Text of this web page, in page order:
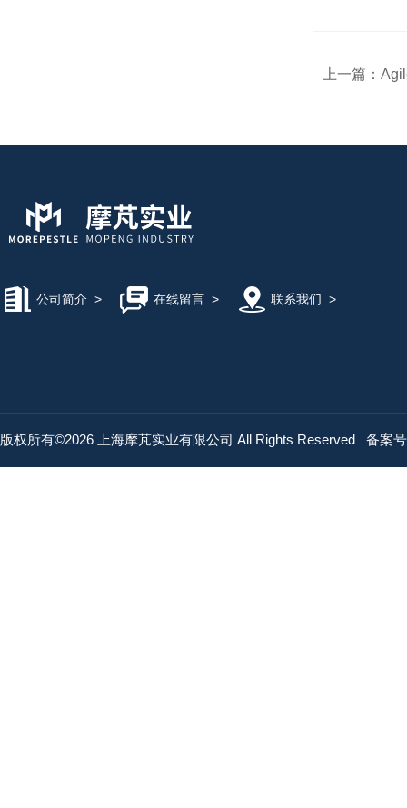
上一篇：
公司简介 > 在线留言> 联系我们 >
版权所有©2026 上海摩芃实业有限公司 All Rights Reserved 备案